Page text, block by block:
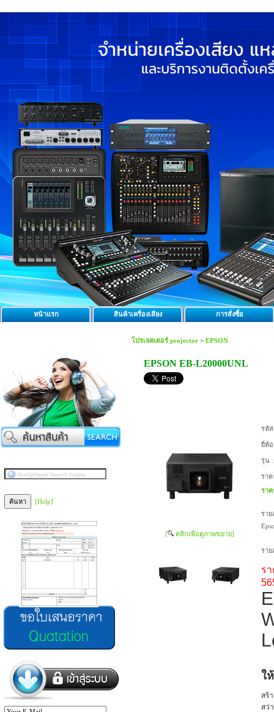
หน้าแรก สินค้าเครื่องเสียง การสั่งซื้อ
[Help]
โปรเจคเตอร์ projector > EPSON
EPSON EB-L20000UNL
[ คลิกเพื่อดูภาพขยาย]
รหั
ยี่ห้
รุ่น :
รา
รา
ราย
ราย
ร
ใ
สร้
สว่